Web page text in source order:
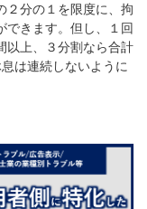
２分の１を限度に、拘
できます。但し、１回
以上、３分割なら合計
は連続しないように